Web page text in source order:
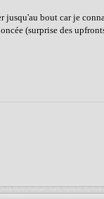
jusqu'au bout car je
(surprise des